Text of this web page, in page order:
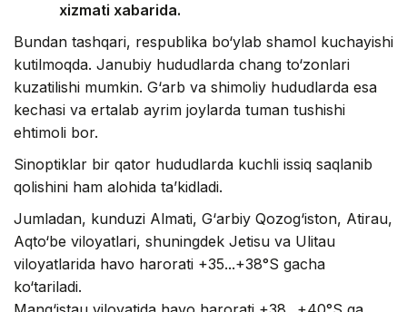
xizmati xabarida.
Bundan tashqari, respublika bo‘ylab shamol kuchayishi
kutilmoqda. Janubiy hududlarda chang to‘zonlari
kuzatilishi mumkin. G‘arb va shimoliy hududlarda esa
kechasi va ertalab ayrim joylarda tuman tushishi
ehtimoli bor.
Sinoptiklar bir qator hududlarda kuchli issiq saqlanib
qolishini ham alohida ta’kidladi.
Jumladan, kunduzi Almati, G‘arbiy Qozog‘iston, Atirau,
Aqto‘be viloyatlari, shuningdek Jetisu va Ulitau
viloyatlarida havo harorati +35...+38°S gacha
ko‘tariladi.